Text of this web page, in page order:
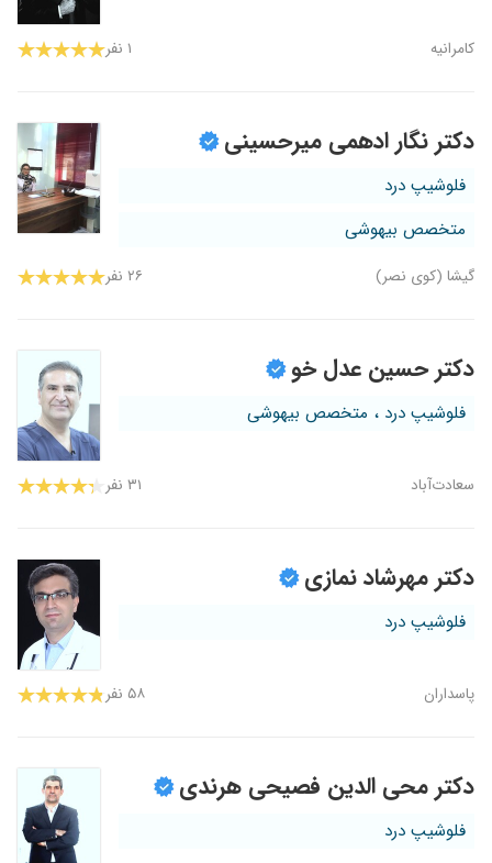
کامرانیه ۱ نفر
دکتر نگار ادهمی میرحسینی
فلوشیپ درد
متخصص بیهوشی
گیشا (کوی نصر) ۲۶ نفر
دکتر حسین عدل خو
فلوشیپ درد ، متخصص بیهوشی
سعادت‌آباد ۳۱ نفر
دکتر مهرشاد نمازی
فلوشیپ درد
پاسداران ۵۸ نفر
دکتر محی الدین فصیحی هرندی
فلوشیپ درد